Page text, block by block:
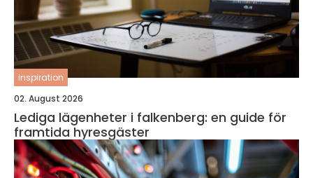
inspiration
02. August 2026
Lediga lägenheter i falkenberg: en guide för
framtida hyresgäster